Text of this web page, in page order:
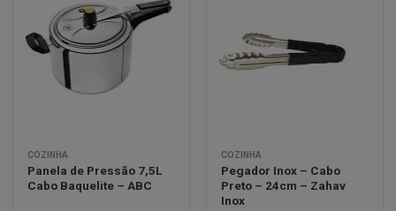
desejos
COZINHA
Panela de Pressão 7,5L
Cabo Baquelite – ABC
Minha
lista de
COZINHA
Pegador Inox – Cabo
Preto – 24cm – Zahav
Inox